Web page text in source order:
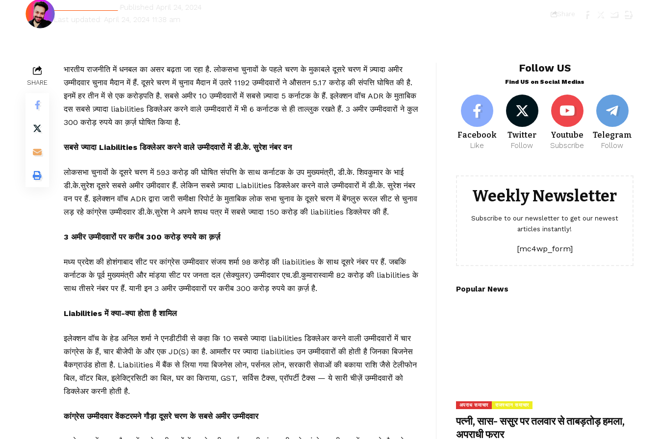
Last updated: April 24, 2024 11:38 am
Shivam Kumawat Published April 24, 2024
Share
SHARE
भारतीय राजनीति में धनबल का असर बढ़ता जा रहा है. लोकसभा चुनावों के पहले चरण के मुकाबले दूसरे चरण में ज़्यादा अमीर
उम्मीदवार चुनाव मैदान में हैं. दूसरे चरण में चुनाव मैदान में उतरे 1192 उम्मीदवारों ने औसतन 5.17 करोड़ की संपत्ति घोषित की है.
इनमें हर तीन में से एक करोड़पति है. सबसे अमीर 10 उम्मीदवारों में सबसे ज़्यादा 5 कर्नाटक के हैं. इलेक्शन वॉच ADR के मुताबिक
दस सबसे ज़्यादा liabilities डिक्लेअर करने वाले उम्मीदवारों में भी 6 कर्नाटक से ही ताल्लुक रखते हैं. 3 अमीर उम्मीदवारों ने कुल
300 करोड़ रुपये का क़र्ज़ घोषित किया है.
सबसे ज्यादा Liabilities डिक्लेअर करने वाले उम्मीदवारों में डी.के. सुरेश नंबर वन
लोकसभा चुनावों के दूसरे चरण में 593 करोड़ की घोषित संपत्ति के साथ कर्नाटक के उप मुख्यमंत्री, डी.के. शिवकुमार के भाई
डी.के.सुरेश दूसरे सबसे अमीर उमीदवार हैं. लेकिन सबसे ज़्यादा Liabilities डिक्लेअर करने वाले उम्मीदवारों में डी.के. सुरेश नंबर
वन पर हैं. इलेक्शन वॉच ADR द्वारा जारी समीक्षा रिपोर्ट के मुताबिक लोक सभा चुनाव के दूसरे चरण में बेंगलुरु रूरल सीट से चुनाव
लड़ रहे कांग्रेस उम्मीदवार डी.के.सुरेश ने अपने शपथ पत्र में सबसे ज्यादा 150 करोड़ की liabilities डिक्लेयर की हैं.
3 अमीर उम्मीदवारों पर करीब 300 करोड़ रुपये का क़र्ज़
मध्य प्रदेश की होशंगाबाद सीट पर कांग्रेस उम्मीदवार संजय शर्मा 98 करोड़ की liabilities के साथ दूसरे नंबर पर हैं. जबकि
कर्नाटक के पूर्व मुख्यमंत्री और मांड्या सीट पर जनता दल (सेक्युलर) उम्मीदवार एच.डी.कुमारास्वामी 82 करोड़ की liabilities के
साथ तीसरे नंबर पर हैं. यानी इन 3 अमीर उम्मीदवारों पर करीब 300 करोड़ रुपये का क़र्ज़ है.
Liabilities में क्या-क्या होता है शामिल
इलेक्शन वॉच के हेड अनिल शर्मा ने एनडीटीवी से कहा कि 10 सबसे ज्यादा liabilities डिक्लेअर करने वाली उम्मीदवारों में चार
कांग्रेस के हैं, चार बीजेपी के और एक JD(S) का है. आमतौर पर ज्यादा liabilities उन उम्मीदवारों की होती है जिनका बिजनेस
बैकग्राउंड होता है. Liabilities में बैंक से लिया गया बिजनेस लोन, पर्सनल लोन, सरकारी सेवाओं की बकाया राशि जैसे टेलीफोन
बिल, वॉटर बिल, इलेक्ट्रिसिटी का बिल, घर का किराया, GST, सर्विस टैक्स, प्रॉपर्टी टैक्स — ये सारी चीज़ें उम्मीदवारों को
डिक्लेअर करनी होती है.
कांग्रेस उम्मीदवार वेंकटरमने गौड़ा दूसरे चरण के सबसे अमीर उम्मीदवार
Follow US
Find US on Social Medias
Facebook
Like
Twitter
Follow
Youtube
Subscribe
Telegram
Follow
Weekly Newsletter
Subscribe to our newsletter to get our newest
articles instantly!
[mc4wp_form]
Popular News
अपराध समाचार राजस्थान समाचार
पत्नी, सास- ससुर पर तलवार से ताबड़तोड़ हमला,
अपराधी फरार